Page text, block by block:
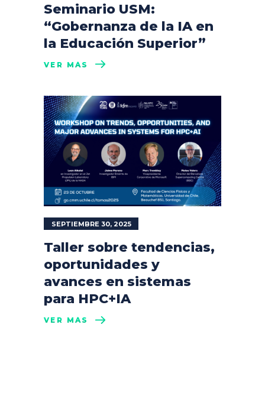
Seminario USM:
“Gobernanza de la IA en
la Educación Superior”
VER MÁS
SEPTIEMBRE 30, 2025
Taller sobre tendencias,
oportunidades y
avances en sistemas
para HPC+IA
VER MÁS